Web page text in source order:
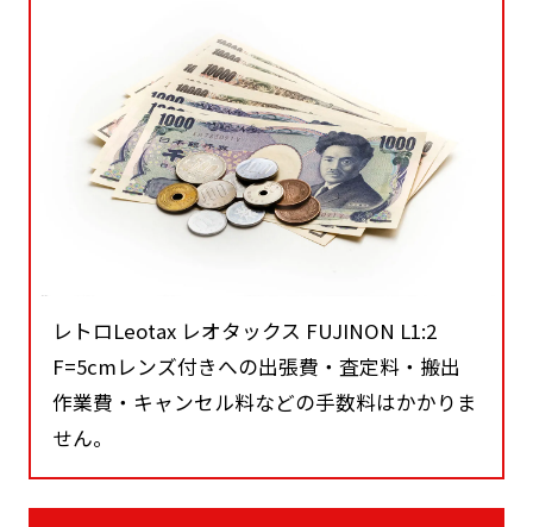
レトロLeotax レオタックス FUJINON L1:2
F=5cmレンズ付きへの出張費・査定料・搬出
作業費・キャンセル料などの手数料はかかりま
せん。